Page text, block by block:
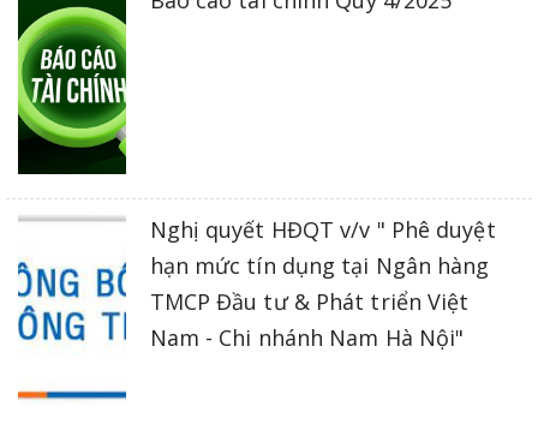
Nghị quyết HĐQT v/v " Phê duyệt
hạn mức tín dụng tại Ngân hàng
TMCP Đầu tư & Phát triển Việt
Nam - Chi nhánh Nam Hà Nội"